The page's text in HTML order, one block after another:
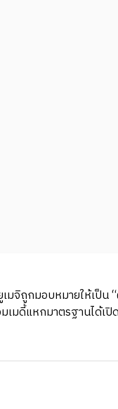
มจิถูกมอบหมายให้เป็
เมดี้แหกมาตรฐานได้เ